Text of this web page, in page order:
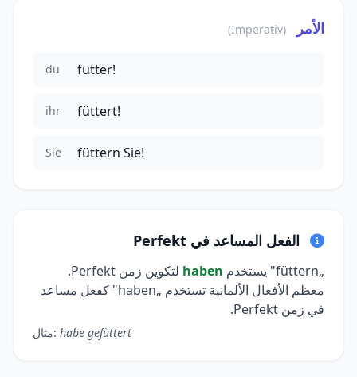
الأمر (Imperativ)
du fütter!
ihr füttert!
Sie füttern Sie!
الفعل المساعد في Perfekt
„füttern" يستخدم haben
لتكوين زمن Perfekt.
معظم الأفعال الألمانية تستخدم „haben" كفعل مساعد
في زمن Perfekt.
مثال: habe gefüttert